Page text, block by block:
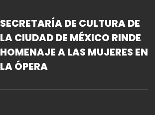
SECRETARÍA DE CULTURA DE
LA CIUDAD DE MÉXICO RINDE
HOMENAJE A LAS MUJERES EN
LA ÓPERA